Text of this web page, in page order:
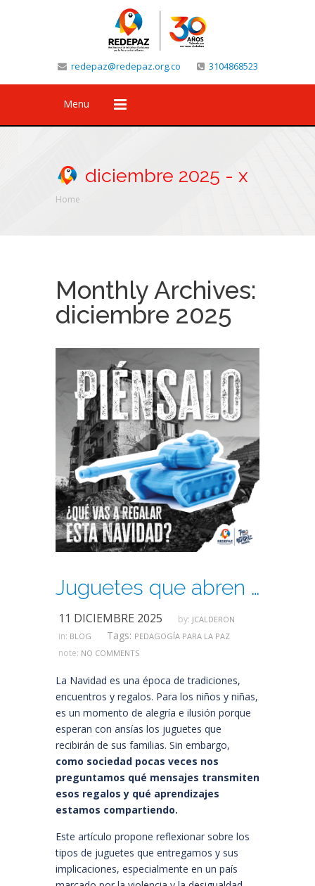
redepaz@redepaz.org.co 3104868523
Menu
diciembre 2025 - x
Home
Monthly Archives:
diciembre 2025
Juguetes que abren caminos: una invitación a elegir mejor
11 DICIEMBRE 2025 by: JCALDERON
in: BLOG Tags: PEDAGOGÍA PARA LA PAZ
note: NO COMMENTS
La Navidad es una época de tradiciones,
encuentros y regalos. Para los niños y niñas,
es un momento de alegría e ilusión porque
esperan con ansías los juguetes que
recibirán de sus familias. Sin embargo,
como sociedad pocas veces nos
preguntamos qué mensajes transmiten
esos regalos y qué aprendizajes
estamos compartiendo.
Este artículo propone reflexionar sobre los
tipos de juguetes que entregamos y sus
implicaciones, especialmente en un país